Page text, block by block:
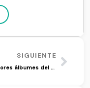
SIGUIENTE
20 mejores álbumes del Kpop 2025